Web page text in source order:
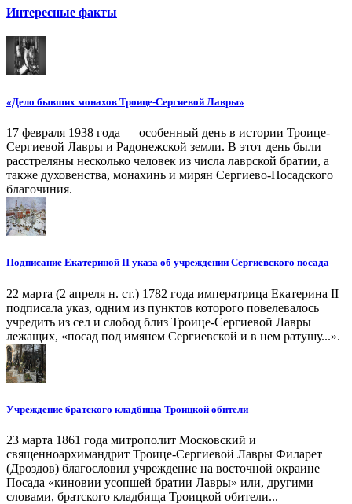
Интересные факты
«Дело бывших монахов Троице-Сергиевой Лавры»
17 февраля 1938 года — особенный день в истории Троице-
Сергиевой Лавры и Радонежской земли. В этот день были
расстреляны несколько человек из числа лаврской братии, а
также духовенства, монахинь и мирян Сергиево-Посадского
благочиния.
Подписание Екатериной II указа об учреждении Сергиевского посада
22 марта (2 апреля н. ст.) 1782 года императрица Екатерина II
подписала указ, одним из пунктов которого повелевалось
учредить из сел и слобод близ Троице-Сергиевой Лавры
лежащих, «посад под имянем Сергиевской и в нем ратушу...».
Учреждение братского кладбища Троицкой обители
23 марта 1861 года митрополит Московский и
священноархимандрит Троице-Сергиевой Лавры Филарет
(Дроздов) благословил учреждение на восточной окраине
Посада «киновии усопшей братии Лавры» или, другими
словами, братского кладбища Троицкой обители...